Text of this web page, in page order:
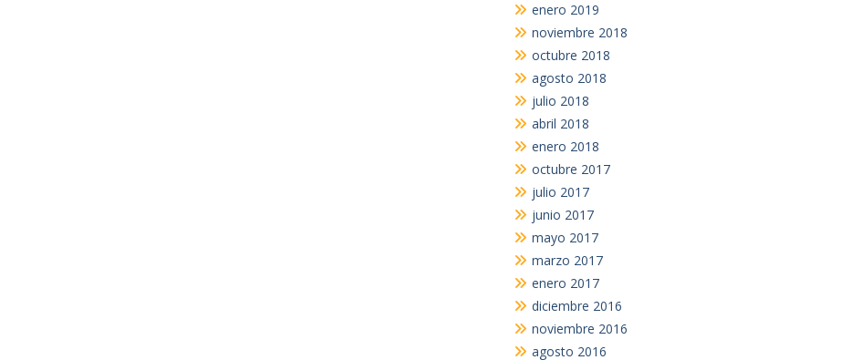
enero 2019
noviembre 2018
octubre 2018
agosto 2018
julio 2018
abril 2018
enero 2018
octubre 2017
julio 2017
junio 2017
mayo 2017
marzo 2017
enero 2017
diciembre 2016
noviembre 2016
agosto 2016